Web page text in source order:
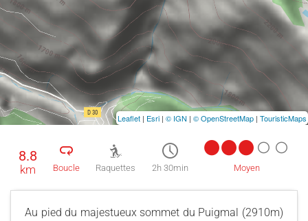
8.8
km Boucle Raquettes 2h 30min Moyen
Au pied du majestueux sommet du Puigmal (2910m)
Leaflet | Esri | © IGN | © OpenStreetMap | TouristicMaps